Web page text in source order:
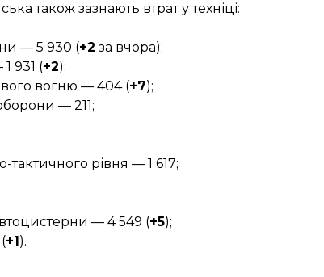
також зазнають втрат у техніці:
— 5 930 (+2 за вчора);
931 (+2);
вогню — 404 (+7);
— 211;
рівня — 1 617;
— 4 549 (+5);
+1).